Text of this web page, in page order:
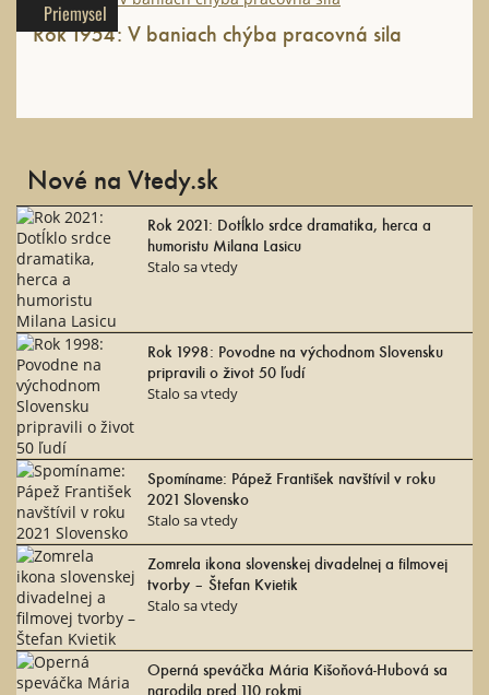
Priemysel
Rok 1954: V baniach chýba pracovná sila
Nové na Vtedy.sk
Rok 2021: Dotĺklo srdce dramatika, herca a
humoristu Milana Lasicu
Stalo sa vtedy
Rok 1998: Povodne na východnom Slovensku
pripravili o život 50 ľudí
Stalo sa vtedy
Spomíname: Pápež František navštívil v roku
2021 Slovensko
Stalo sa vtedy
Zomrela ikona slovenskej divadelnej a filmovej
tvorby – Štefan Kvietik
Stalo sa vtedy
Operná speváčka Mária Kišoňová-Hubová sa
narodila pred 110 rokmi